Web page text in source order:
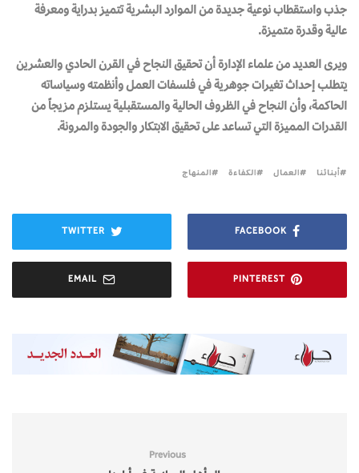
جذب واستقطاب نوعية جديدة من الموارد البشرية تتميز بدراية ومعرفة
عالية وقدرة متميزة.
ويرى العديد من علماء الإدارة أن تحقيق النجاح في القرن الحادي والعشرين
يتطلب إحداث تغيرات جوهرية في فلسفات العمل وأنظمته وسياساته
الحاكمة، وأن النجاح في الظروف الحالية والمستقبلية يستلزم مزيجاً من
القدرات المميزة التي تساعد على تحقيق الابتكار والجودة والمرونة.
أبنائنا العمال الكفاءة المنهاج
FACEBOOK
TWITTER
PINTEREST
EMAIL
Previous